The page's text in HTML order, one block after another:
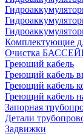
Комплектующие
Очистка
Греющий кабель
Греющий кабель
Греющий кабель
Греющий кабель
Запорная
Детали
Задвижки